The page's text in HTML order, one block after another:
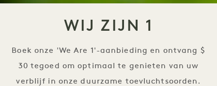
WIJ ZIJN 1
Boek onze 'We Are 1'-aanbieding en ontvang $
30 tegoed om optimaal te genieten van uw
verblijf in onze duurzame toevluchtsoorden.